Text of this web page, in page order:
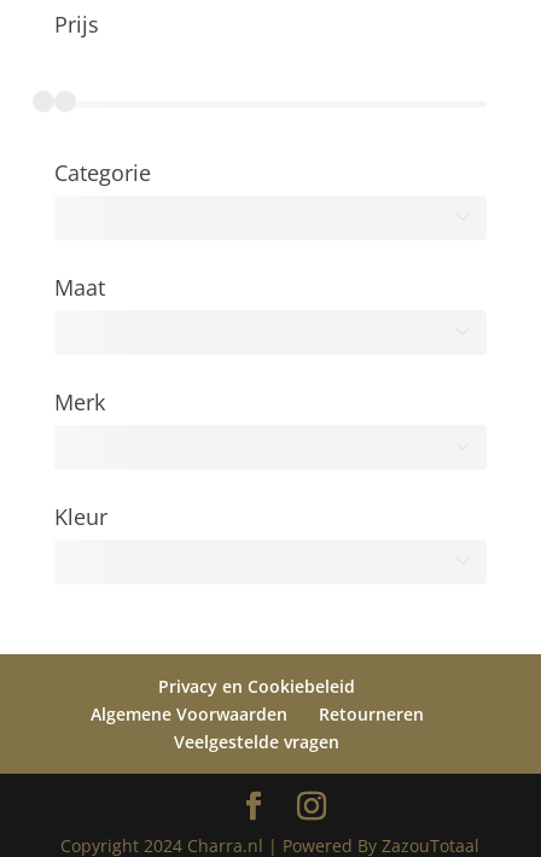
Prijs
Categorie
Maat
Merk
Kleur
Privacy en Cookiebeleid
Algemene Voorwaarden
Retourneren
Veelgestelde vragen
Copyright 2024 Charra.nl | Powered By ZazouTotaal